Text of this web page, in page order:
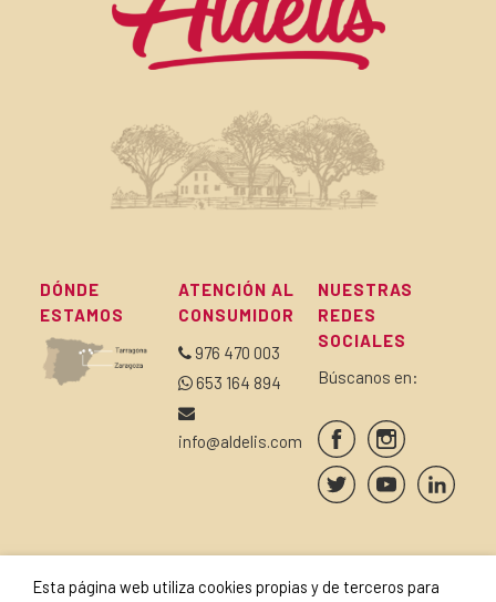
DÓNDE
ESTAMOS
ATENCIÓN AL
CONSUMIDOR
976 470 003
653 164 894
info@aldelis.com
NUESTRAS
REDES
SOCIALES
Búscanos en:
SUSCRÍBETE A NUESTRA
SELLOS Y
Esta página web utiliza cookies propias y de terceros para